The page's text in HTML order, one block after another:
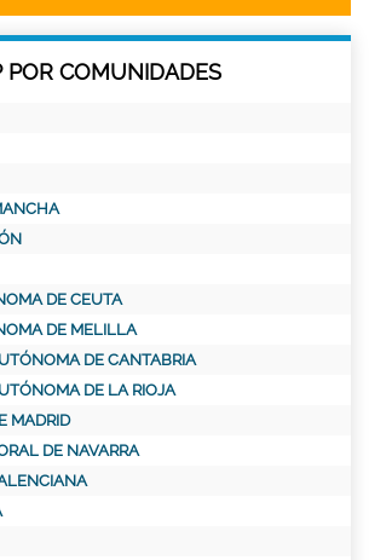
POR COMUNIDADES
DE CEUTA
DE MELILLA
DE CANTABRIA
DE LA RIOJA
MADRID
DE NAVARRA